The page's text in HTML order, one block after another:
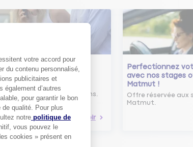
bien choisir son
auto ?
pour choisir la meilleure
auto selon vos besoins.
Tout savoir
Perfectionnez
avec nos stages
Matmut !
Offre réservée aux
Matmut.
votre accord pour
du contenu personnalisé,
publicitaires et
d’autres
pour garantir le bon
qualité. Pour plus
notre politique de
vous pouvez le
cookies » présent en